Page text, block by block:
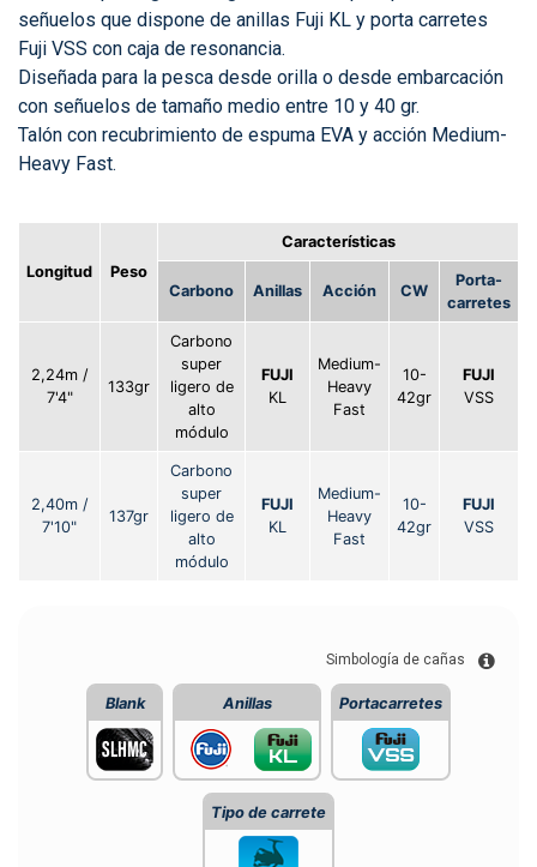
señuelos que dispone de anillas Fuji KL y porta carretes
Fuji VSS con caja de resonancia.
Diseñada para la pesca desde orilla o desde embarcación
con señuelos de tamaño medio entre 10 y 40 gr.
Talón con recubrimiento de espuma EVA y acción Medium-
Heavy Fast.
Longitud Peso
Características
Carbono Anillas Acción CW
Porta-
carretes
2,24m /
7'4"
133gr
Carbono
super
ligero de
alto
módulo
FUJI
KL
Medium-
Heavy
Fast
10-
42gr
FUJI
VSS
2,40m /
7'10"
137gr
Carbono
super
ligero de
alto
módulo
FUJI
KL
Medium-
Heavy
Fast
10-
42gr
FUJI
VSS
Simbología de cañas
Blank Anillas Portacarretes
Tipo de carrete